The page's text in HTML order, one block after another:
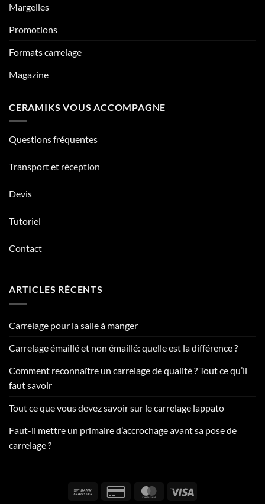
Margelles
Promotions
Formats carrelage
Magazine
CERAMIKS VOUS ACCOMPAGNE
Questions fréquentes
Transport et réception
Devis
Tutoriel
Contact
ARTICLES RÉCENTS
Carrelage pour la salle à manger
Carrelage émaillé et non émaillé: quelle est la différence ?
Comment reconnaître un carrelage de qualité ? Tout ce qu’il
faut savoir
Tout ce que vous devez savoir sur le carrelage lappato
Faut-il mettre un primaire d’accrochage avant sa pose de
carrelage ?
Bank
Credit
MasterCard